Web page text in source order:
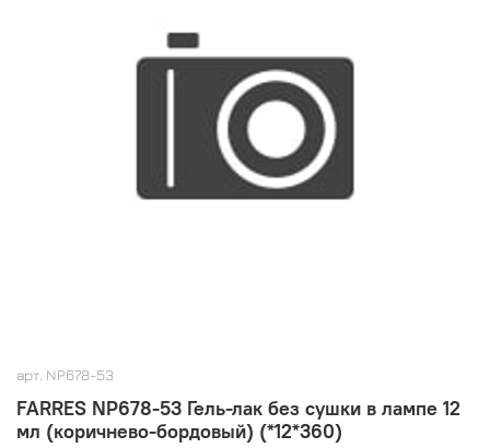
арт. NP678-53
FARRES NP678-53 Гель-лак без сушки в лампе 12
мл (коричнево-бордовый) (*12*360)